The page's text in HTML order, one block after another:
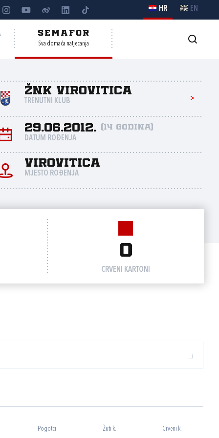
HR EN
SEMAFOR
Sva domaća natjecanja
ŽNK Virovitica
TRENUTNI KLUB
29.06.2012. (14 godina)
DATUM ROĐENJA
Virovitica
MJESTO ROĐENJA
0
CRVENI KARTONI
Pogotci Žuti k. Crveni k.